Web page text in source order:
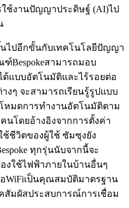
ช้งานปัญญาประดิษฐ์ (AI)ไป
นไปอีกขั้นกับเทคโนโลยีปัญญา
Bespokeสามารถมอบ
แบบอัตโนมัติและไร้รอยต่อ
งๆ จะสามารถเรียนรู้รูปแบบ
หมดการทำงานอัตโนมัติตาม
นโดยอ้างอิงจากการตั้งค่า
ชีวิตของผู้ใช้ ซัมซุงยัง
ทุกรุ่นนับจากนี้จะ
งใช้ไฟฟ้าภายในบ้านอื่นๆ
WiFiเป็นคุณสมบัติมาตรฐาน
สัมผัสประสบการณ์การเชื่อม